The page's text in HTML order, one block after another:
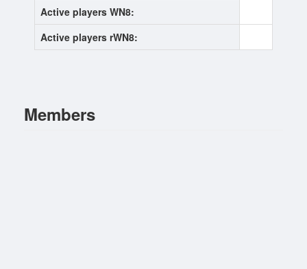
Active players WN8:
Active players rWN8:
Members